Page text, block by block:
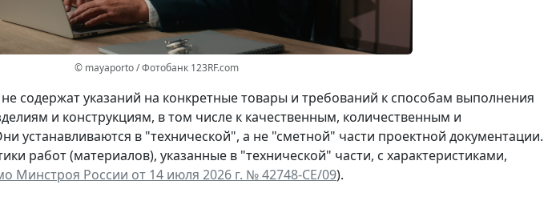
© mayaporto / Фотобанк 123RF.com
содержат указаний на конкретные товары и требований к способам выполнения
и конструкциям, в том числе к качественным, количественным и
устанавливаются в "технической", а не "сметной" части проектной документации.
работ (материалов), указанные в "технической" части, с характеристиками,
Минстроя России от 14 июля 2026 г. № 42748-СЕ/09).